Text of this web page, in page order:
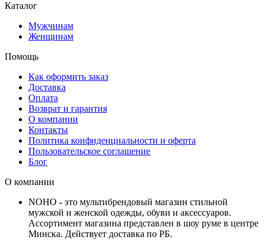
Каталог
Мужчинам
Женщинам
Помощь
Как оформить заказ
Доставка
Оплата
Возврат и гарантия
О компании
Контакты
Политика конфиденциальности и оферта
Пользовательское соглашение
Блог
О компании
NOHO - это мультибрендовый магазин стильной
мужской и женской одежды, обуви и аксессуаров.
Ассортимент магазина представлен в шоу руме в центре
Минска. Действует доставка по РБ.